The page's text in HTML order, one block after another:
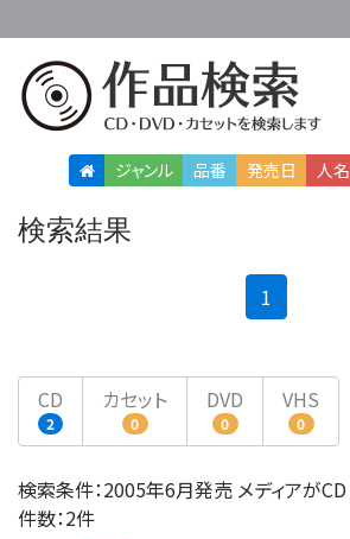
ジャンル 品番 発売日 人名
検索結果
1
CD
2
カセット
0
DVD
0
VHS
0
検索条件：2005年6月発売 メディアがCD
件数：2件